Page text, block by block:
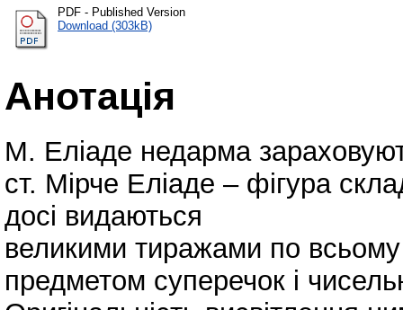
PDF - Published Version
Download (303kB)
Анотація
М. Еліаде недарма
ст. Мірче Еліаде – фігура
досі видаються
великими тиражами по всьому
предметом суперечок і